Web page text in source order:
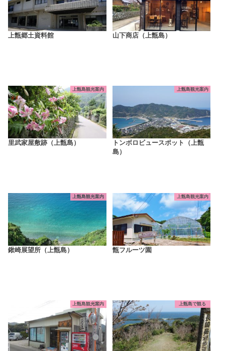
上甑郷土資料館 山下商店（上甑島）
上甑島観光案内
里武家屋敷跡（上甑島）
上甑島観光案内
トンボロビュースポット（上甑
島）
上甑島観光案内
鍬崎展望所（上甑島）
上甑島観光案内
甑フルーツ園
上甑島観光案内 上甑島で観る